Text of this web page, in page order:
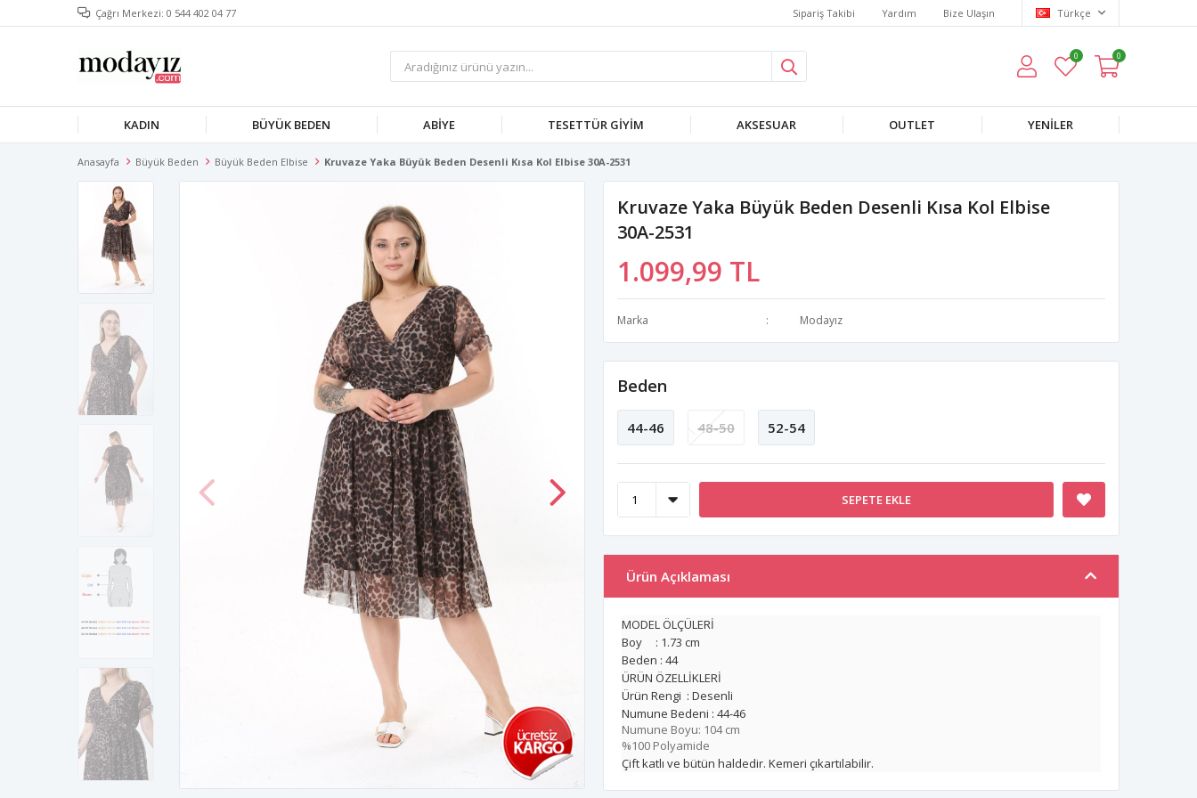
Çağrı Merkezi: 0 544 402 04 77 Sipariş Takibi Yardım Bize Ulaşın Türkçe
0 0
KADIN BÜYÜK BEDEN ABIYE TESETTÜR GIYIM AKSESUAR OUTLET YENILER
Anasayfa Büyük Beden Büyük Beden Elbise Kruvaze Yaka Büyük Beden Desenli Kısa Kol Elbise 30A-2531
Kruvaze Yaka Büyük Beden Desenli Kısa Kol Elbise
30A-2531
1.099,99 TL
Marka Modayız
Beden
44-46 48-50 52-54
SEPETE EKLE
Ürün Açıklaması
MODEL ÖLÇÜLERİ
Boy : 1.73 cm
Beden : 44
ÜRÜN ÖZELLİKLERİ
Ürün Rengi : Desenli
Numune Bedeni : 44-46
Numune Boyu: 104 cm
%100 Polyamide
Çift katlı ve bütün haldedir. Kemeri çıkartılabilir.